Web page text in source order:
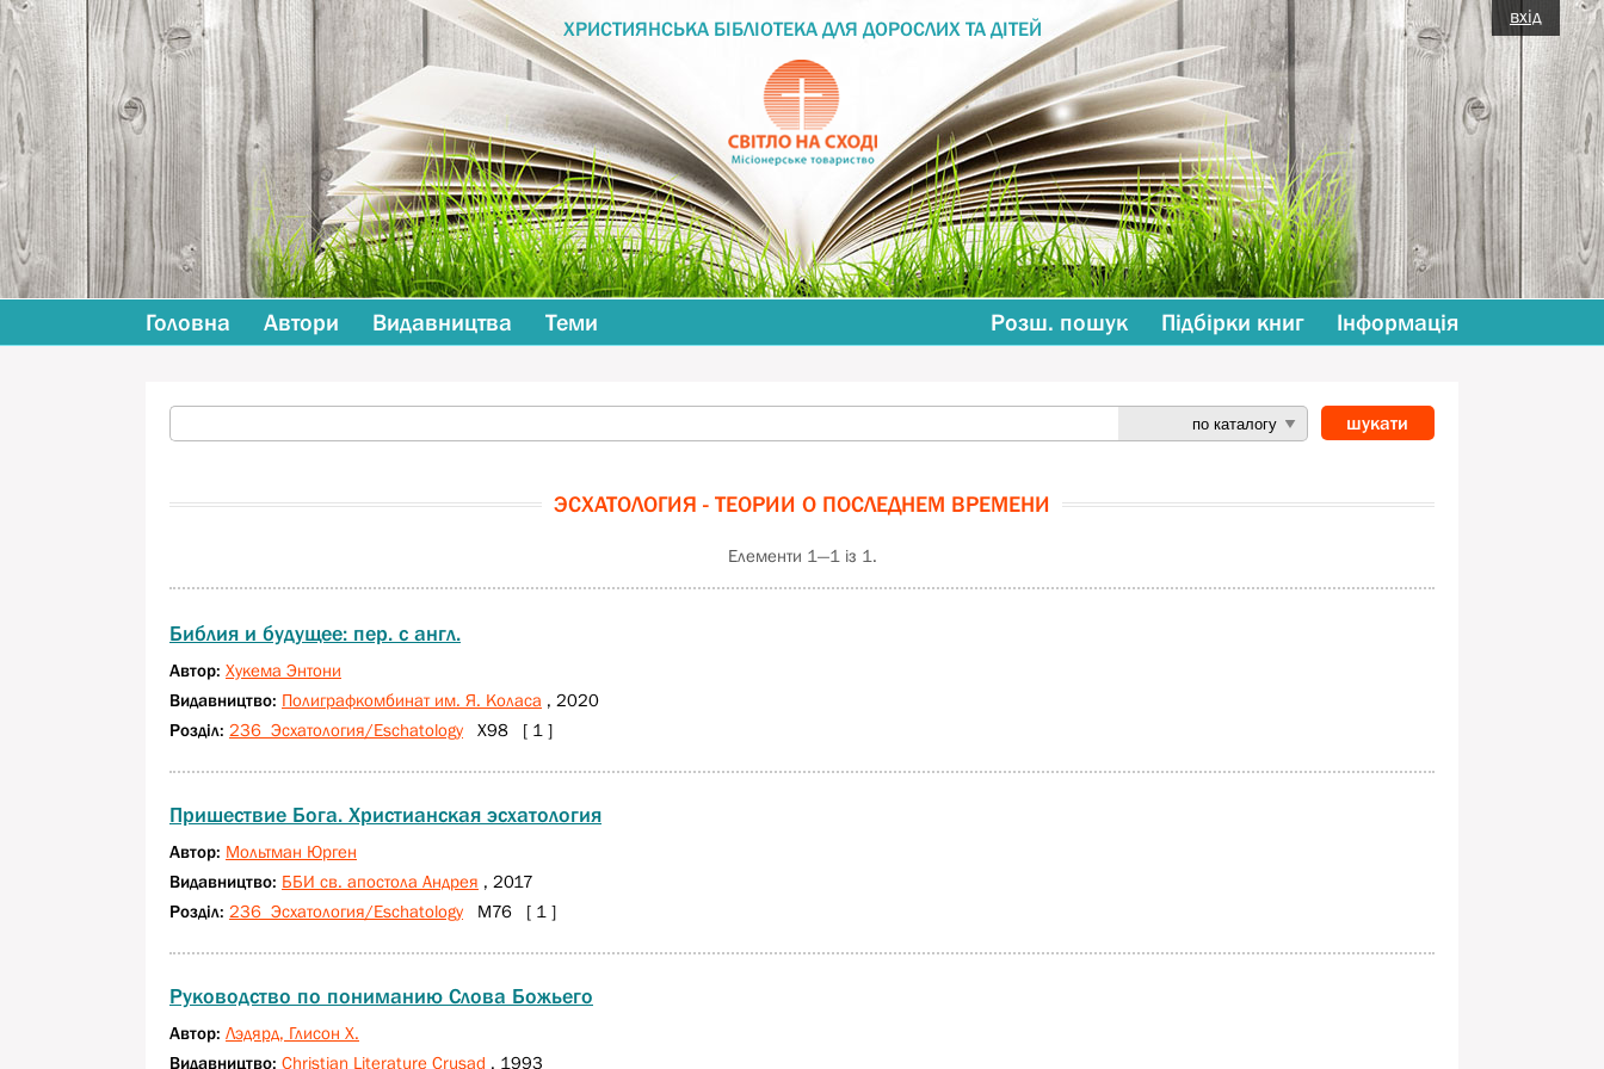
ХРИСТИЯНСЬКА БІБЛІОТЕКА ДЛЯ ДОРОСЛИХ ТА ДІТЕЙ
Головна Автори Видавництва Теми Розш. пошук Підбірки книг Інформація
ЭСХАТОЛОГИЯ - ТЕОРИИ О ПОСЛЕДНЕМ ВРЕМЕНИ
Елементи 1—1 із 1.
Библия и будущее: пер. с англ.
Автор: Хукема Энтони
Видавництво: Полиграфкомбинат им. Я. Коласа , 2020
Розділ: 236 Эсхатология/Eschatology Х98 [ 1 ]
Пришествие Бога. Христианская эсхатология
Автор: Мольтман Юрген
Видавництво: ББИ св. апостола Андрея , 2017
Розділ: 236 Эсхатология/Eschatology М76 [ 1 ]
Руководство по пониманию Слова Божьего
Автор: Лэдярд, Глисон Х.
Видавництво: Christian Literature Crusad , 1993
вхід